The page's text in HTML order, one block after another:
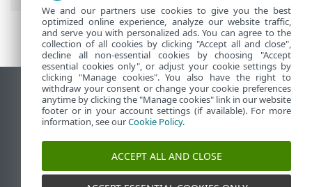
Переглянути повну версію
End of Life
База знань ESET
Форум ESET
ESET Status Portal
Регіональна підтримка
We and our partners use cookies to give you the best
optimized online experience, analyze our website traffic,
and serve you with personalized ads. You can agree to the
collection of all cookies by clicking "Accept all and close",
decline all non-essential cookies by choosing "Accept
essential cookies only", or adjust your cookie settings by
clicking "Manage cookies". You also have the right to
withdraw your consent or change your cookie preferences
anytime by clicking the "Manage cookies" link in our website
footer or in your account settings (if available). For more
information, see ourCookie Policy.
ACCEPT ALL AND CLOSE